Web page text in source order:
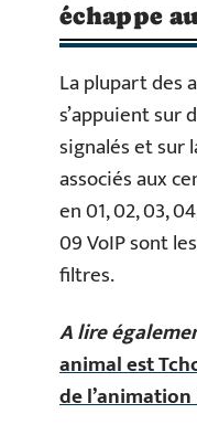
échappe
La plupart des
s’appuient sur
signalés et sur
associés aux
en 01, 02, 03,
09 VoIP sont
filtres.
A lire
animal est
de l’animation